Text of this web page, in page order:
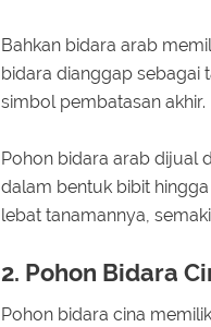
Bahkan bidara arab
bidara dianggap sebagai
simbol pembatasan akhir.
Pohon bidara arab dijual
dalam bentuk bibit
lebat tanamannya,
2. Pohon Bidara
Pohon bidara cina